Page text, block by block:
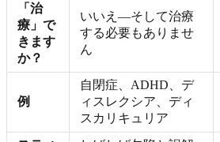
「治
療」で
きます
か？
いいえ—そして治療
する必要もありませ
ん
例
自閉症、ADHD、デ
ィスレクシア、ディ
スカリキュリア